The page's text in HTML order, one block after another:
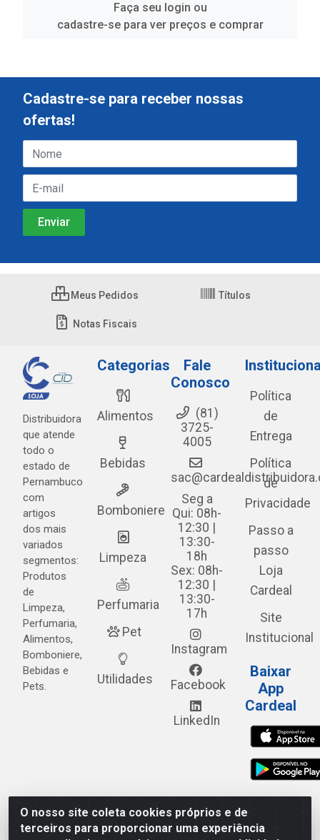
Faça seu login ou
cadastre-se para ver preços e comprar
O nosso site coleta cookies próprios e de
terceiros para proporcionar uma experiência
Cadastre-se para receber nossas
ofertas!
Meus Pedidos Títulos
Notas Fiscais
Distribuidora
que atende
todo o
estado de
Pernambuco
com
artigos
dos mais
variados
segmentos:
Produtos
de
Limpeza,
Perfumaria,
Alimentos,
Bomboniere,
Bebidas e
Pets.
Categorias
Alimentos
Bebidas
Bomboniere
Limpeza
Perfumaria
Pet
Utilidades
Fale
Conosco
(81)
3725-
4005
Seg a
Qui: 08h-
12:30 |
13:30-
18h
Sex: 08h-
12:30 |
13:30-
17h
Instagram
Facebook
LinkedIn
Política
de
Entrega
Política
de
Privacidade
Passo a
passo
Loja
Cardeal
Site
Institucional
Baixar
App
Cardeal
Cardeal Distribuidora - Estrada Alto do Moura, 582 - Alto
do Moura - Caruaru/PE - CEP 55.040-120 - CNPJ